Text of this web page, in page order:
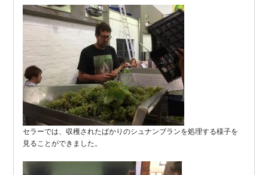
セラーでは、収穫されたばかりのシュナンブランを処理する様子を
見ることができました。